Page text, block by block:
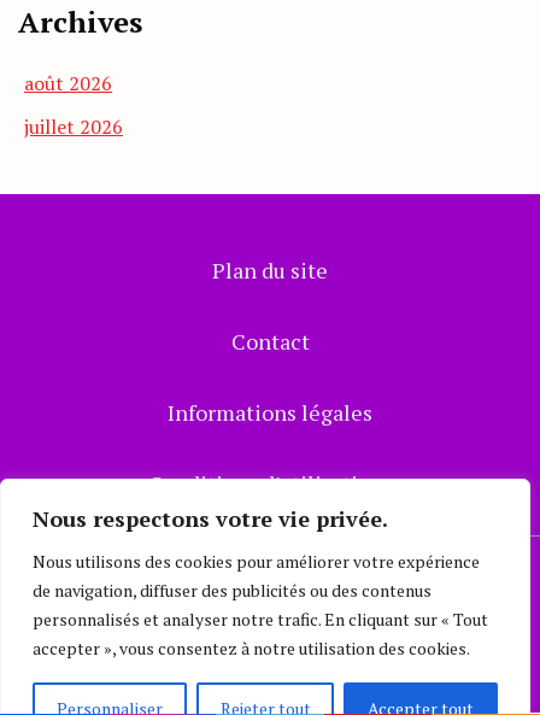
Nous respectons votre vie privée.
Nous utilisons des cookies pour améliorer votre expérience
de navigation, diffuser des publicités ou des contenus
personnalisés et analyser notre trafic. En cliquant sur « Tout
accepter », vous consentez à notre utilisation des cookies.
Personnaliser Rejeter tout Accepter tout
Archives
août 2026
juillet 2026
Plan du site
Contact
Informations légales
Conditions d’utilisations
Mode Consciente © 2023